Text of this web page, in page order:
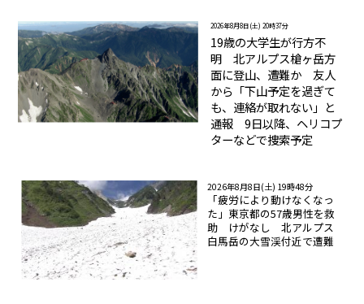
2026年8月8日(土) 20時37分
19歳の大学生が行方不
明 北アルプス槍ヶ岳方
面に登山、遭難か 友人
から「下山予定を過ぎて
も、連絡が取れない」と
通報 9日以降、ヘリコプ
ターなどで捜索予定
2026年8月8日(土) 19時48分
「疲労により動けなくなっ
た」東京都の57歳男性を救
助 けがなし 北アルプス
白馬岳の大雪渓付近で遭難